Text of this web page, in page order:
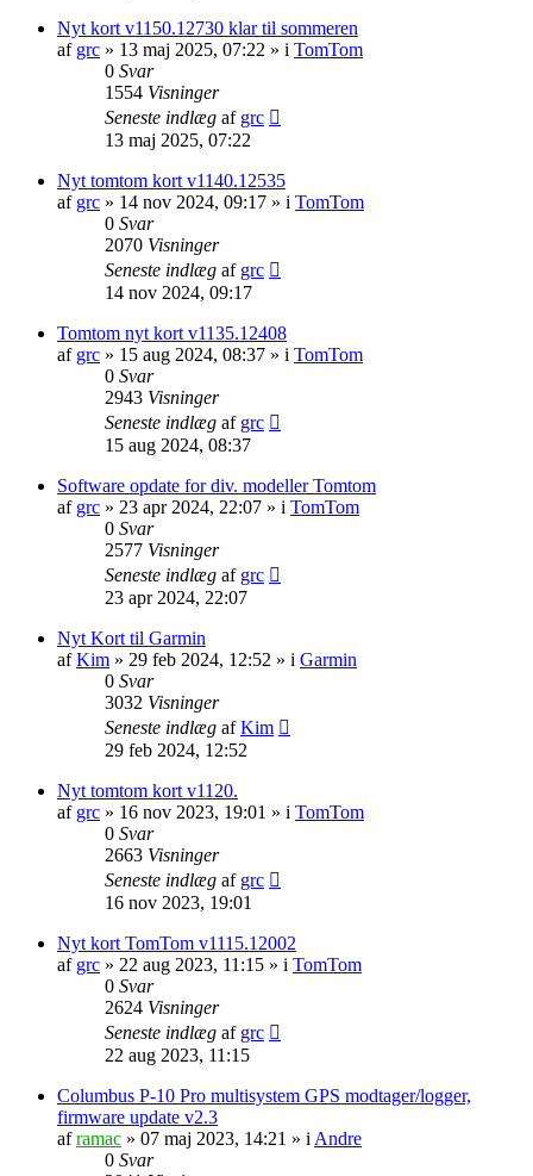
Nyt kort v1150.12730 klar til sommeren
af grc » 13 maj 2025, 07:22 » i TomTom
0 Svar
1554 Visninger
Seneste indlæg af grc
13 maj 2025, 07:22
Nyt tomtom kort v1140.12535
af grc » 14 nov 2024, 09:17 » i TomTom
0 Svar
2070 Visninger
Seneste indlæg af grc
14 nov 2024, 09:17
Tomtom nyt kort v1135.12408
af grc » 15 aug 2024, 08:37 » i TomTom
0 Svar
2943 Visninger
Seneste indlæg af grc
15 aug 2024, 08:37
Software opdate for div. modeller Tomtom
af grc » 23 apr 2024, 22:07 » i TomTom
0 Svar
2577 Visninger
Seneste indlæg af grc
23 apr 2024, 22:07
Nyt Kort til Garmin
afKim » 29 feb 2024, 12:52 » i Garmin
0 Svar
3032 Visninger
Seneste indlæg afKim
29 feb 2024, 12:52
Nyt tomtom kort v1120.
af grc » 16 nov 2023, 19:01 » i TomTom
0 Svar
2663 Visninger
Seneste indlæg af grc
16 nov 2023, 19:01
Nyt kort TomTom v1115.12002
af grc » 22 aug 2023, 11:15 » i TomTom
0 Svar
2624 Visninger
Seneste indlæg af grc
22 aug 2023, 11:15
Columbus P-10 Pro multisystem GPS modtager/logger,
firmware update v2.3
aframac » 07 maj 2023, 14:21 » i Andre
0 Svar